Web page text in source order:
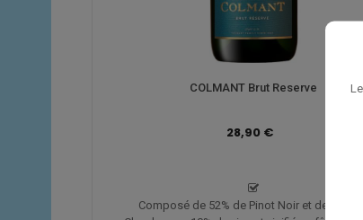
COLMANT Brut Reserve
28,90 €
Composé de 52% de Pinot Noir et de 48% de